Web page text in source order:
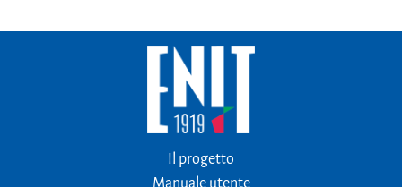
Il progetto
Manuale utente